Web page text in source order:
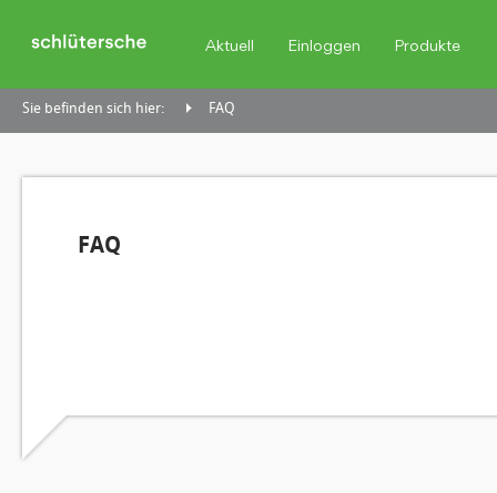
Aktuell Einloggen Produkte
Sie befinden sich hier: FAQ
FAQ